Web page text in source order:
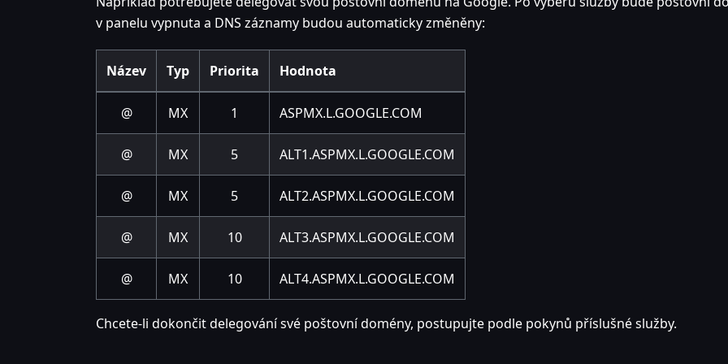
v panelu vypnuta a DNS záznamy budou automaticky změněny:
Název Typ Priorita Hodnota
@ MX 1 ASPMX.L.GOOGLE.COM
@ MX 5 ALT1.ASPMX.L.GOOGLE.COM
@ MX 5 ALT2.ASPMX.L.GOOGLE.COM
@ MX 10 ALT3.ASPMX.L.GOOGLE.COM
@ MX 10 ALT4.ASPMX.L.GOOGLE.COM
Chcete-li dokončit delegování své poštovní domény, postupujte podle pokynů příslušné služby.